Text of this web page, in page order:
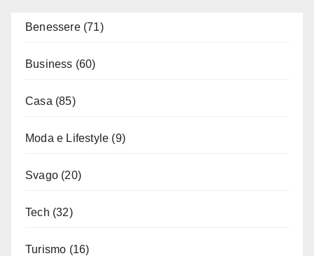
Benessere(71)
Business (60)
Casa (85)
Moda e Lifestyle (9)
Svago (20)
Tech (32)
Turismo (16)